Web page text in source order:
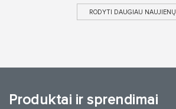
RODYTI DAUGIAU NAUJIENŲ
Produktai ir sprendimai